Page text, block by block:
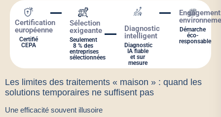
Certification
européenne
Certifié
CEPA
Sélection
exigeante
Seulement
8 % des
entreprises
sélectionnées
Diagnostic
intelligent
Diagnostic
IA fiable
et sur
mesure
Engagement
Démarche
éco-
responsable
Les limites des traitements « maison » : quand les
solutions temporaires ne suffisent pas
Une efficacité souvent illusoire